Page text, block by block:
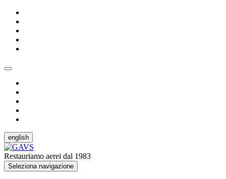
english
Restauriamo aerei dal 1983
Seleziona navigazione